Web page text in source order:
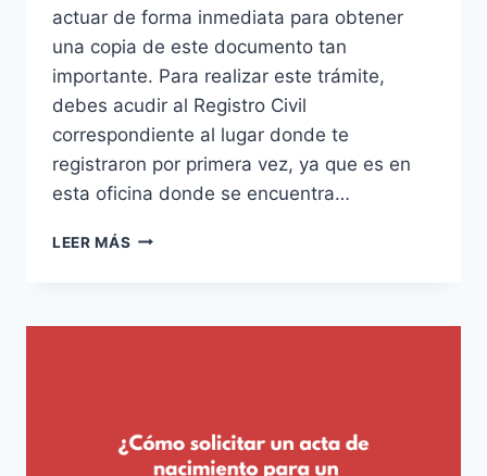
actuar de forma inmediata para obtener
una copia de este documento tan
importante. Para realizar este trámite,
debes acudir al Registro Civil
correspondiente al lugar donde te
registraron por primera vez, ya que es en
esta oficina donde se encuentra…
LEER MÁS ¿CÓMO
DE
ROBO